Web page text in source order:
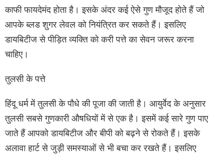
काफी फायदेमंद होता है। इसके अंदर कई ऐसे गुण मौजूद होते हैं जो
आपके ब्लड शुगर लेवल को नियंत्रित कर सकते हैं। इसलिए
डायबिटीज से पीड़ित व्यक्ति को करी पत्ते का सेवन जरूर करना
चाहिए।
तुलसी के पत्ते
हिंदू धर्म में तुलसी के पौधे की पूजा की जाती है। आयुर्वेद के अनुसार
तुलसी सबसे गुणकारी औषधियों में से एक है। इसमें कई सारे गुण पाए
जाते हैं आपको डायबिटीज और बीपी को बढ़ने से रोकते हैं। इसके
अलावा हार्ट से जुड़ी समस्याओं से भी बचा कर रखते हैं। इसलिए